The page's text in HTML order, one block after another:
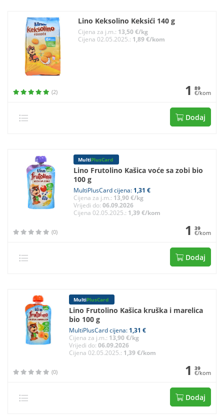
Lino Keksolino Keksići 140 g
Cijena za j.m.: 13,50 €/kg
Cijena 02.05.2025.: 1,89 €/kom
(2) 1 89
€/kom
Dodaj
MultiPlusCard
Lino Frutolino Kašica voće sa zobi bio
100 g
MultiPlusCard cijena: 1,31 €
Cijena za j.m.: 13,90 €/kg
Vrijedi do: 06.09.2026
Cijena 02.05.2025.: 1,39 €/kom
(0) 1 39
€/kom
Dodaj
MultiPlusCard
Lino Frutolino Kašica kruška i marelica
bio 100 g
MultiPlusCard cijena: 1,31 €
Cijena za j.m.: 13,90 €/kg
Vrijedi do:06.09.2026
Cijena 02.05.2025.: 1,39 €/kom
(0) 1 39
€/kom
Dodaj